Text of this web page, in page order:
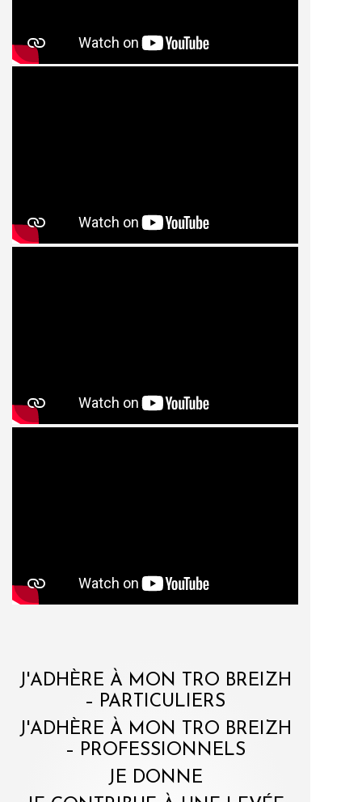
J'ADHÈRE À MON TRO BREIZH
– PARTICULIERS
J'ADHÈRE À MON TRO BREIZH
– PROFESSIONNELS
JE DONNE